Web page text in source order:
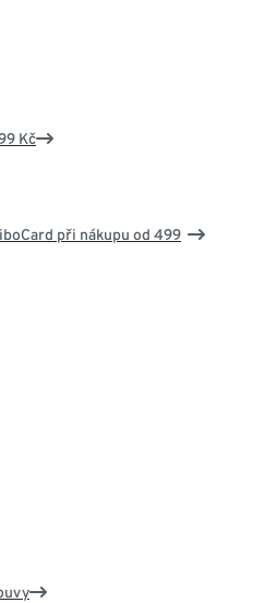
Kč
při nákupu od 499